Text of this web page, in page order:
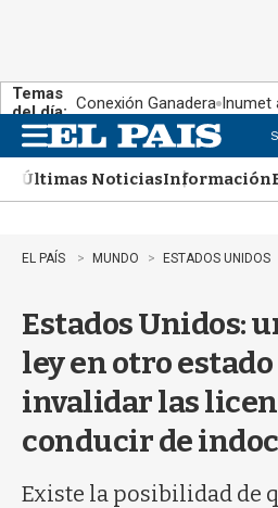
Temas
del día: Conexión Ganadera Inumet
n
uÚltimas NoticiasInformación
EL PAÍS MUNDO ESTADOS UNIDOS
Estados Unidos:
ley en otro
invalidar las
conducir de
Existe la posibilidad de